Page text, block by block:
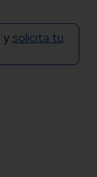
y solicita tu